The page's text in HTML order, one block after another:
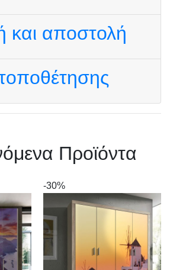
αποστολή
Προϊόντα
-30%